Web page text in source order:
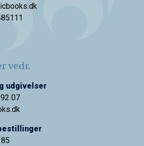
vedr.
udgivelser
07